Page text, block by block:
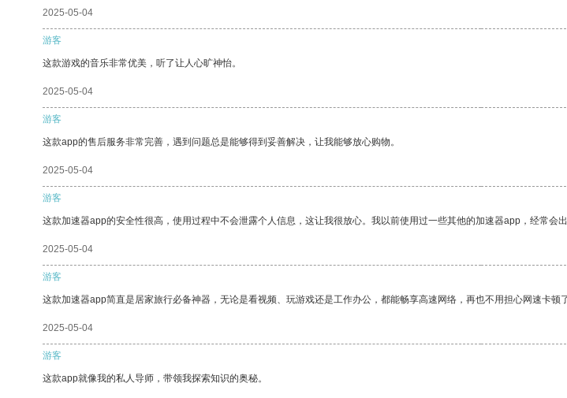
2025-05-04
游客
这款游戏的音乐非常优美，听了让人心旷神怡。
2025-05-04
游客
这款app的售后服务非常完善，遇到问题总是能够得到妥善解决，让我能够放心购物。
2025-05-04
游客
这款加速器app的安全性很高，使用过程中不会泄露个人信息，这让我很放心。我以前使用过一些其他的加速器app，经常会
2025-05-04
游客
这款加速器app简直是居家旅行必备神器，无论是看视频、玩游戏还是工作办公，都能畅享高速网络，再也不用担心网速卡
2025-05-04
游客
这款app就像我的私人导师，带领我探索知识的奥秘。